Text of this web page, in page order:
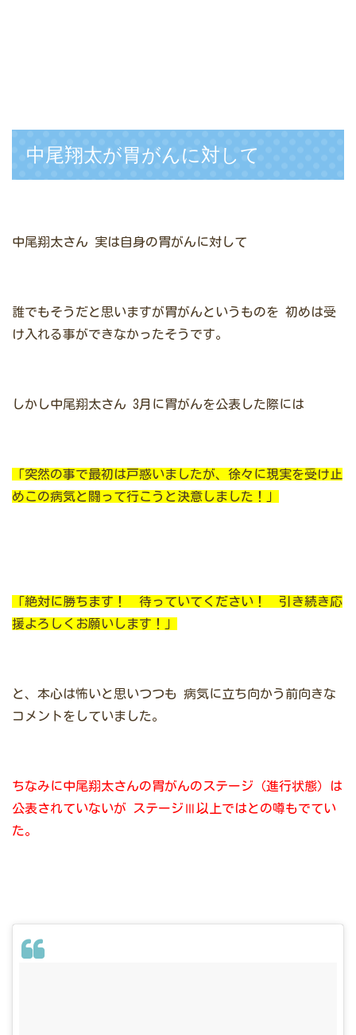
中尾翔太が胃がんに対して
中尾翔太さん 実は自身の胃がんに対して
誰でもそうだと思いますが胃がんというものを 初めは受
け入れる事ができなかったそうです。
しかし中尾翔太さん 3月に胃がんを公表した際には
「突然の事で最初は戸惑いましたが、徐々に現実を受け止
めこの病気と闘って行こうと決意しました！」
「絶対に勝ちます！ 待っていてください！ 引き続き応
援よろしくお願いします！」
と、本心は怖いと思いつつも
病気に立ち向かう前向きな
コメントをしていました。
ちなみに中尾翔太さんの胃がんのステージ（進行状態）は
公表されていないが
ステージⅢ以上ではとの噂もでてい
た。